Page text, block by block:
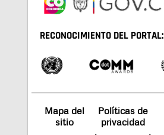
RECONOCIMIENTO DEL PORTAL:
Mapa del
sitio
Políticas de
privacidad